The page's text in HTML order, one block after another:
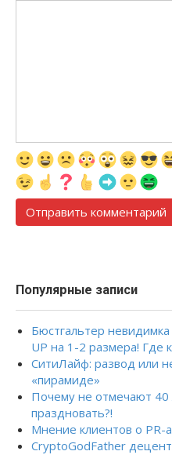
Популярные записи
Бюстгальтер
UP на 1-2 размера! Где
СитиЛайф: развод или
«пирамиде»
Почему не отмечают 40
праздновать?!
Мнение клиентов о PR-
CryptoGodFather